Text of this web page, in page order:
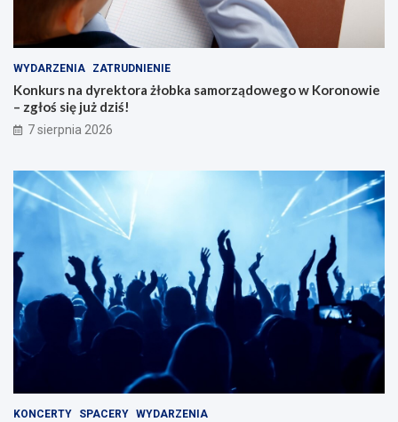
WYDARZENIA ZATRUDNIENIE
Konkurs na dyrektora żłobka samorządowego w Koronowie
– zgłoś się już dziś!
7 sierpnia 2026
KONCERTY SPACERY WYDARZENIA